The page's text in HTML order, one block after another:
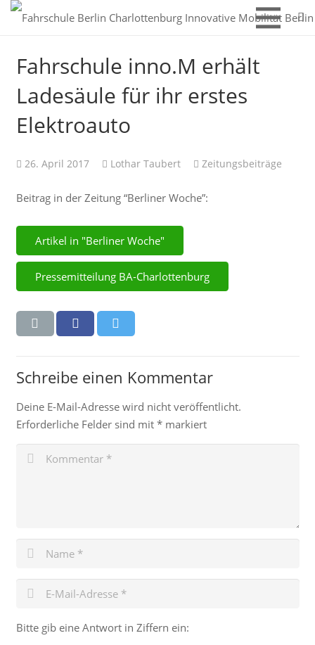
Fahrschule inno.M erhält
Ladesäule für ihr erstes
Elektroauto
26. April 2017 Lothar Taubert Zeitungsbeiträge
Beitrag in der Zeitung “Berliner Woche”:
Artikel in "Berliner Woche"
Pressemitteilung BA-Charlottenburg
Schreibe einen Kommentar
Deine E-Mail-Adresse wird nicht veröffentlicht.
Erforderliche Felder sind mit *markiert
Bitte gib eine Antwort in Ziffern ein: